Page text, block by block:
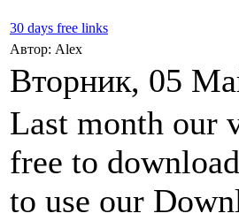
30 days free links
Автор: Alex
Вторник, 05
Last month our
free to
to use our